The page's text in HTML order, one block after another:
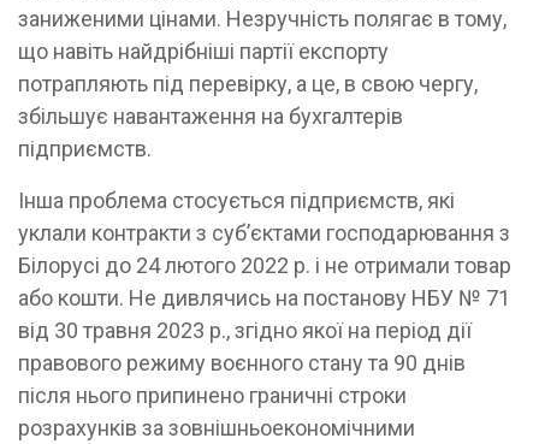
заниженими цінами. Незручність полягає в тому,
що навіть найдрібніші партії експорту
потрапляють під перевірку, а це, в свою чергу,
збільшує навантаження на бухгалтерів
підприємств.
Інша проблема стосується підприємств, які
уклали контракти з суб’єктами господарювання з
Білорусі до 24 лютого 2022 р. і не отримали товар
або кошти. Не дивлячись на постанову НБУ № 71
від 30 травня 2023 р., згідно якої на період дії
правового режиму воєнного стану та 90 днів
після нього припинено граничні строки
розрахунків за зовнішньоекономічними